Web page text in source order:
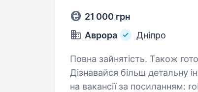
21 000 грн
Аврора
Дніпро
Повна зайнятість. Також
Дізнавайся більш детальну
на вакансії за посиланням: robota.avrora.ua